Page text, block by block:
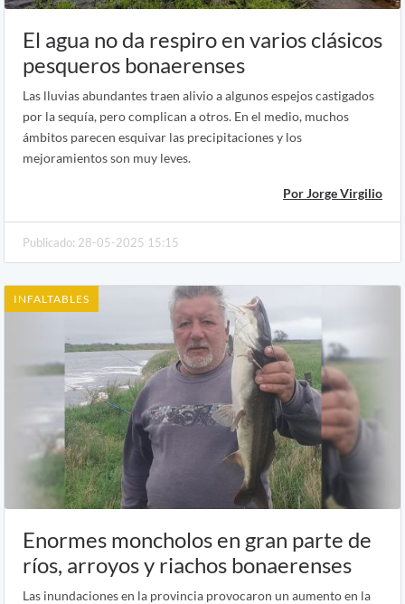
El agua no da respiro en varios clásicos
pesqueros bonaerenses
Las lluvias abundantes traen alivio a algunos espejos castigados
por la sequía, pero complican a otros. En el medio, muchos
ámbitos parecen esquivar las precipitaciones y los
mejoramientos son muy leves.
Por Jorge Virgilio
Publicado: 28-05-2025 15:15
INFALTABLES
Enormes moncholos en gran parte de
ríos, arroyos y riachos bonaerenses
Las inundaciones en la provincia provocaron un aumento en la